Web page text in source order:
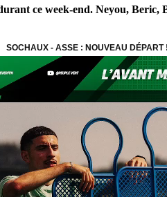
ce week-end. Neyou,